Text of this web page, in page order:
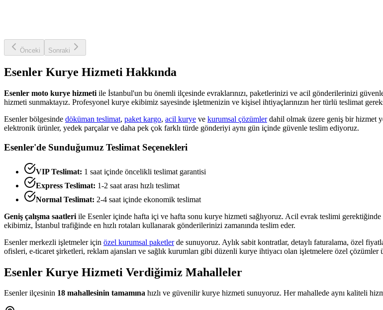
Önceki Sonraki
Esenler Kurye Hizmeti Hakkında
Esenler moto kurye hizmeti ile İstanbul'un bu önemli ilçesinde evraklarınızı, paketlerinizi ve acil gönderilerinizi güvenle
hizmeti sunmaktayız. Profesyonel kurye ekibimiz sayesinde işletmenizin ve kişisel ihtiyaçlarınızın her türlü teslimat
Esenlerbölgesinde döküman teslimat, paket kargo, acil kurye ve kurumsal çözümlerdahil olmak üzere geniş bir hizmet
elektronik ürünler, yedek parçalar ve daha pek çok farklı türde gönderiyi aynı gün içinde güvenle teslim ediyoruz.
Esenler'de Sunduğumuz Teslimat Seçenekleri
VIP Teslimat: 1 saat içinde öncelikli teslimat garantisi
Express Teslimat: 1-2 saat arası hızlı teslimat
Normal Teslimat: 2-4 saat içinde ekonomik teslimat
Geniş çalışma saatleri ile Esenleriçinde hafta içi ve hafta sonu kurye hizmeti sağlıyoruz. Acil evrak teslimi
ekibimiz, İstanbul trafiğinde en hızlı rotaları kullanarak gönderilerinizi zamanında teslim eder.
Esenlermerkezli işletmeler için özel kurumsal paketlerde sunuyoruz. Aylık sabit kontratlar, detaylı faturalama, özel
ofisleri, e-ticaret şirketleri, reklam ajansları ve sağlık kurumları gibi düzenli kurye ihtiyacı olan işletmelere özel çözümler
Esenler Kurye Hizmeti Verdiğimiz Mahalleler
Esenlerilçesinin 18 mahallesinin tamamına hızlı ve güvenilir kurye hizmeti sunuyoruz. Her mahallede aynı kaliteli